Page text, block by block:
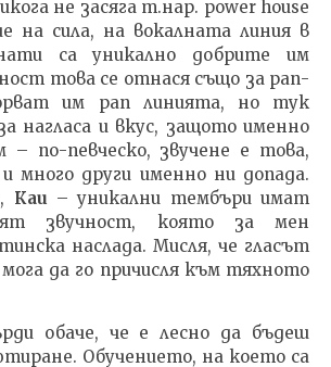
не засяга т.нар. power house
на сила, на вокалната линия в
са уникално добрите им
това се отнася също за рап-
им рап линията, но тук
нагласа и вкус, защото именно
– по-певческо, звучене е това,
много други именно ни допада.
, Каи – уникални тембъри имат
звучност, която за мен
наслада. Мисля, че гласът
да го причисля към тяхното
обаче, че е лесно да бъдеш
Обучението, на което са